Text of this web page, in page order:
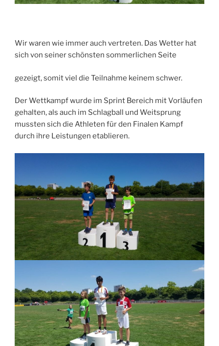
Wir waren wie immer auch vertreten. Das Wetter hat
sich von seiner schönsten sommerlichen Seite
gezeigt, somit viel die Teilnahme keinem schwer.
Der Wettkampf wurde im Sprint Bereich mit Vorläufen
gehalten, als auch im Schlagball und Weitsprung
mussten sich die Athleten für den Finalen Kampf
durch ihre Leistungen etablieren.